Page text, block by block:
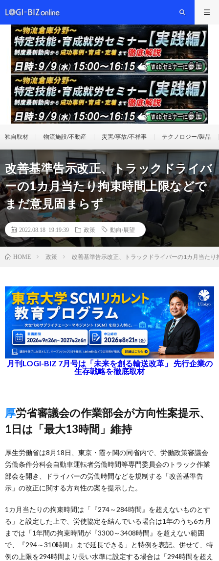
独自取材 物流施設/不動産 災害/事故/不祥事 テクノロジー/製品
改善基準告示改正、トラックドライバ
ーの1カ月当たり拘束時間上限などで
まだ意見固まらず
2022.08.18 19:19:39 政策 動向/展望
HOME 政策 改善基準告示改正、トラックドライバーの1カ月当た
月刊LOGI-BIZ 7月号は「未来を創る輸送改革」 先行企業の
生存戦略を徹底取材
厚労省審議会の作業部会が方向性案提示、
1日は「最大13時間」維持
厚生労働省は8月18日、東京・霞ヶ関の同省内で、労働政策審議会
労働条件分科会自動車運転者労働時間等専門委員会のトラック作業
部会を開き、ドライバーの労働時間などを規制する「改善基準告
示」の改正に関する方向性の案を提示した。
1カ月当たりの拘束時間は「『274～284時間』を超えないものとす
る」と設定した上で、労使協定を結んでいる場合は1年のうち6カ月
までは「1年間の拘束時間が『3300～3408時間』を超えない範囲
で、『294～310時間』まで延長できる」と特例を表記。併せて、特
例の上限を294時間より長い水準に設定する場合は「294時間を超え